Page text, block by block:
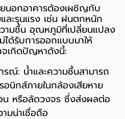
นอกอาคารต้องเผชิญกับ
ละรุนแรง เช่น ฝนตกหนัก
ามชื้น อุณหภูมิที่เปลี่ยนแปลง
ได้รับการออกแบบมาให้
จเกิดปัญหาดังนี้:
ณ์: น้ำและความชื้นสามารถ
นิกส์ภายในกล้องเสียหาย
น หรือลัดวงจร ซึ่งส่งผลต่อ
ามน่าเชื่อถือ